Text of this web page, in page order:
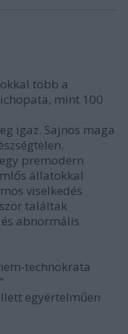
több a
mint 100
igaz. Sajnos maga
premodern
állatokkal
viselkedés
találtak
abnormális
technokrata
egyértelműen